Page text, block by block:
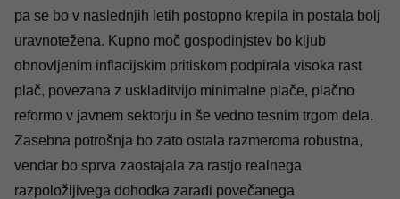
pa se bo v naslednjih letih postopno krepila in postala bolj
uravnotežena. Kupno moč gospodinjstev bo kljub
obnovljenim inflacijskim pritiskom podpirala visoka rast
plač, povezana z uskladitvijo minimalne plače, plačno
reformo v javnem sektorju in še vedno tesnim trgom dela.
Zasebna potrošnja bo zato ostala razmeroma robustna,
vendar bo sprva zaostajala za rastjo realnega
razpoložljivega dohodka zaradi povečanega